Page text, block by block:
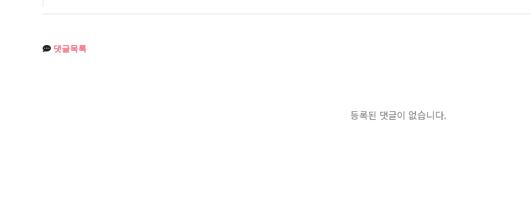
댓글목록
등록된 댓글이 없습니다.